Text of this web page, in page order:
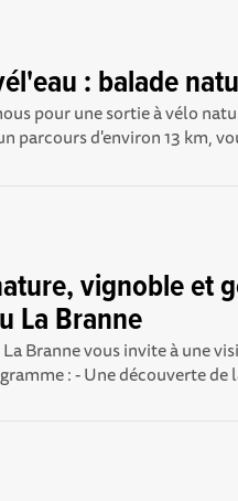
: balade
pour une sortie à vélo
parcours d'environ 13 km,
vignoble et
La Branne
Branne vous invite à une
: - Une découverte de